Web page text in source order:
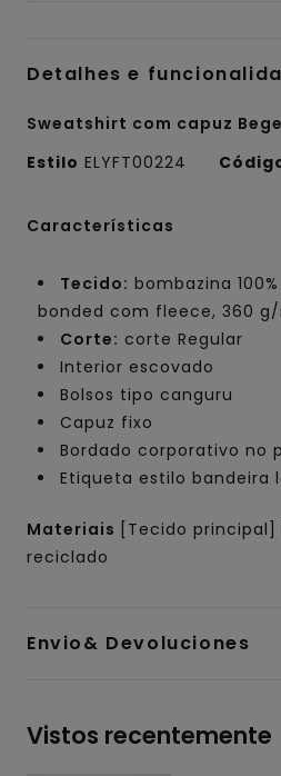
Detalhes e
Sweatshirt com capuz
Estilo ELYFT00224
Características
Tecido: bombazina
bonded com fleece, 360 g/
Corte: corte Regular
Interior escovado
Bolsos tipo canguru
Capuz fixo
Bordado corporativo no
Etiqueta estilo bandeira
Materiais
[Tecido principal]
reciclado
Envio& Devoluciones
Vistos recentemente